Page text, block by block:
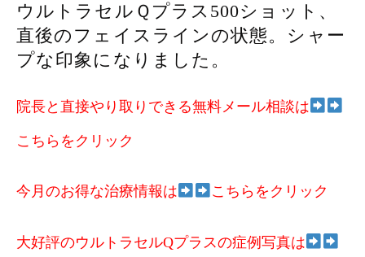
ウルトラセルＱプラス500ショット、
直後のフェイスラインの状態。シャー
プな印象になりました。
院長と直接やり取りできる無料メール相談は
こちらをクリック
今月のお得な治療情報は こちらをクリック
大好評のウルトラセルQプラスの症例写真は